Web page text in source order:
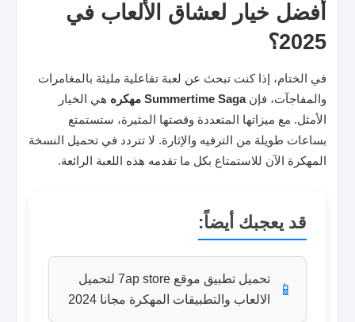
أفضل خيار لعشاق الألعاب في
2025؟
في الختام، إذا كنت تبحث عن لعبة تفاعلية مليئة بالمغامرات
والمفاجآت، فإنSummertime Saga مهكره
هي الخيار
الأمثل. مع ميزاتها المتعددة وقصتها المثيرة، ستستمتع
بساعات طويلة من الترفيه والإثارة. لا تتردد في تحميل النسخة
المهكرة الآن للاستمتاع بكل ما تقدمه هذه اللعبة الرائعة.
قد يعجبك أيضاً:
📱
تحميل تطبيق موقع 7ap store لتحميل
الالعاب والتطبيقات المهكرة مجانا 2024